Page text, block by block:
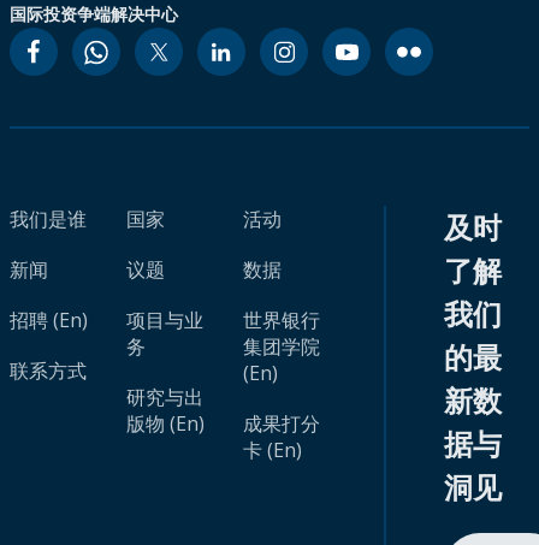
国际投资争端解决中心
我们是谁
新闻
招聘 (En)
联系方式
国家
议题
项目与业
务
研究与出
版物 (En)
活动
数据
世界银行
集团学院
(En)
成果打分
卡 (En)
及时
了解
我们
的最
新数
据与
洞见